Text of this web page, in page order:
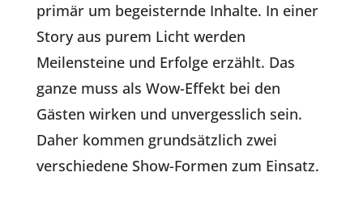
primär um begeisternde Inhalte. In einer
Story aus purem Licht werden
Meilensteine und Erfolge erzählt. Das
ganze muss als Wow-Effekt bei den
Gästen wirken und unvergesslich sein.
Daher kommen grundsätzlich zwei
verschiedene Show-Formen zum Einsatz.